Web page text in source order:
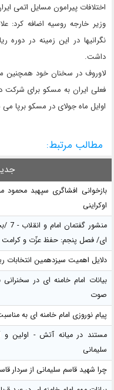
اختلافات پیرامون مسایل اتمی
وزیر خارجه روسیه اضافه کرد:
نگرانیها در این زمینه در
داشت.
لاوروف در سخنان خود همچنین
فعلی ایران به مسکو برای شرکت
اوایل ماه جولای در مسکو برپا می
مطالب مرتبط:
بازخوانی افشاگری سپهبد محمود
اوکراینی
ای/ فصل پنجم: حفظ عزّت و کرامت
دلایل اهمیت سیزدهمین انتخابات
بیانات امام خامنه ای در
صوت
پیام نوروزی امام خامنه ای به مناسبت
مستند در میانه آتش - اولین
سلیمانی
چرا شهید قاسم سلیمانی از سردار